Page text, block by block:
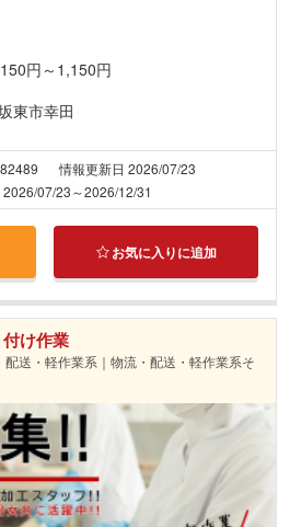
円～1,150円
東市幸田
情報更新日 2026/07/23
07/23～2026/12/31
お気に入りに追加
け作業
送・軽作業系｜物流・配送・軽作業系そ